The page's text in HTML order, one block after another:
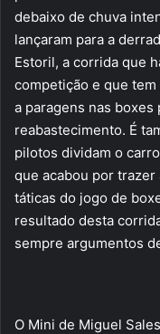
debaixo de chuva
lançaram para a
Estoril, a corrida que
competição e que
a paragens nas
reabastecimento. É
pilotos dividam o
que acabou por trazer
táticas do jogo de
resultado desta
sempre argumentos
O Mini de Miguel